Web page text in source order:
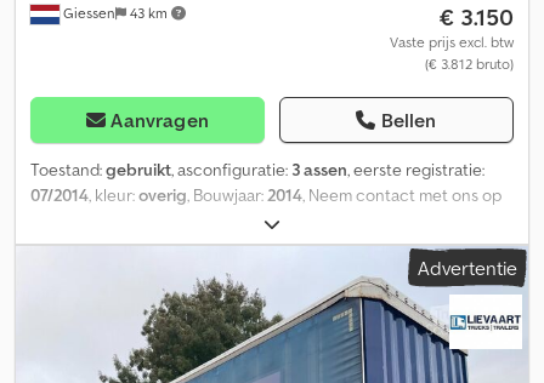
Giessen 43 km € 3.150
Vaste prijs excl. btw
(€ 3.812 bruto)
Aanvragen Bellen
Toestand:gebruikt, asconfiguratie: 3 assen, eerste registratie:
07/2014, kleur:overig, Bouwjaar:2014, Neem contact met ons op
voor meer informatie. Dksdjztcxmepfx Afgor
Advertentie